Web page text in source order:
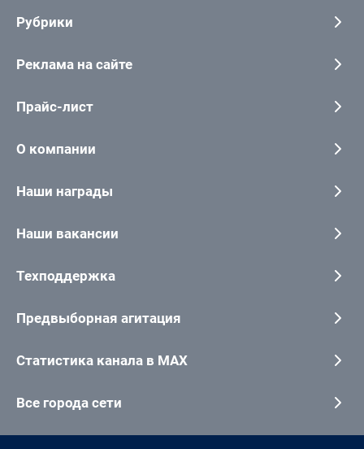
Рубрики
Реклама на сайте
Прайс-лист
О компании
Наши награды
Наши вакансии
Техподдержка
Предвыборная агитация
Статистика канала в MAX
Все города сети